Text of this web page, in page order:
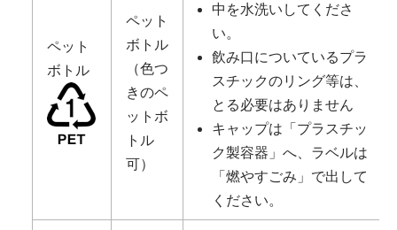
ペット
ボトル
ペット
ボトル
（色つ
きのペ
ットボ
トル
可）
中を水洗いしてくださ
い。
飲み口についているプラ
スチックのリング等は、
とる必要はありません
キャップは「プラスチッ
ク製容器」へ、ラベルは
「燃やすごみ」で出して
ください。